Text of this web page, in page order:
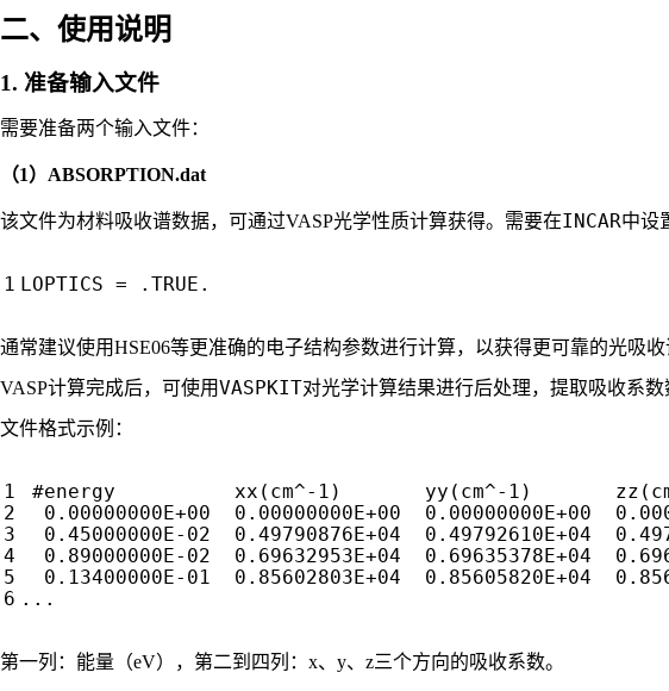
二、使用说明
1. 准备输入文件
需要准备两个输入文件：
（1）ABSORPTION.dat
该文件为材料吸收谱数据，可通过VASP光学性质计算获得。需要在INCAR中设
LOPTICS =
通常建议使用HSE06等更准确的电子结构参数进行计算，以获得更可靠的光吸收
VASP计算完成后，可使用VASPKIT对光学计算结果进行后处理，提取吸收系
文件格式示例：
#energy          xx(cm^-1)       yy(cm^-1)
0.00000000E+00  0.00000000E+00  0.00000000E+00
0.45000000E-02  0.49790876E+04  0.49792610E+04
0.89000000E-02  0.69632953E+04  0.69635378E+04
0.13400000E-01  0.85602803E+04  0.85605820E+04
第一列：能量（eV），第二到四列：x、y、z三个方向的吸收系数。